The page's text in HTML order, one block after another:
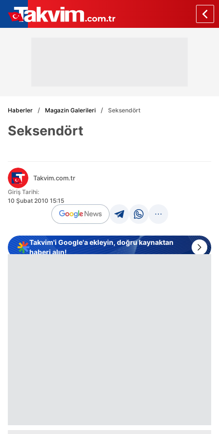
Haberler Magazin Galerileri Seksendört
Seksendört
Takvim.com.tr
Giriş Tarihi:
10 Şubat 2010 15:15
Takvim'i Google'a ekleyin, doğru kaynaktan
haberi alın!